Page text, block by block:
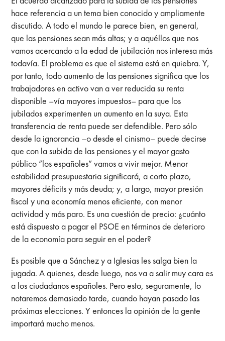
hace referencia a un tema bien conocido y ampliamente
discutido. A todo el mundo le parece bien, en general,
que las pensiones sean más altas; y a aquéllos que nos
vamos acercando a la edad de jubilación nos interesa más
todavía. El problema es que el sistema está en quiebra. Y,
por tanto, todo aumento de las pensiones significa que los
trabajadores en activo van a ver reducida su renta
disponible –vía mayores impuestos– para que los
jubilados experimenten un aumento en la suya. Esta
transferencia de renta puede ser defendible. Pero sólo
desde la ignorancia –o desde el cinismo– puede decirse
que con la subida de las pensiones y el mayor gasto
público “los españoles” vamos a vivir mejor. Menor
estabilidad presupuestaria significará, a corto plazo,
mayores déficits y más deuda; y, a largo, mayor presión
fiscal y una economía menos eficiente, con menor
actividad y más paro. Es una cuestión de precio: ¿cuánto
está dispuesto a pagar el PSOE en términos de deterioro
de la economía para seguir en el poder?
Es posible que a Sánchez y a Iglesias les salga bien la
jugada. A quienes, desde luego, nos va a salir muy cara es
a los ciudadanos españoles. Pero esto, seguramente, lo
notaremos demasiado tarde, cuando hayan pasado las
próximas elecciones. Y entonces la opinión de la gente
importará mucho menos.